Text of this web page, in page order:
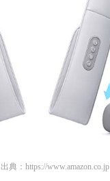
出典： https://www.amazon.co.jp